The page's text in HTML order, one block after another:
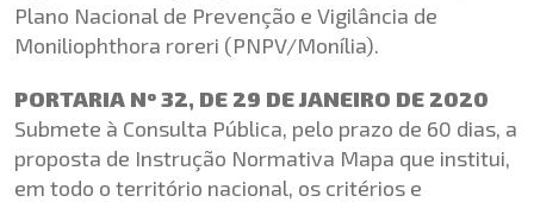
Plano Nacional de Prevenção e Vigilância de
Moniliophthora roreri (PNPV/Monília).
PORTARIA Nº 32, DE 29 DE JANEIRO DE 2020
Submete à Consulta Pública, pelo prazo de 60 dias, a
proposta de Instrução Normativa Mapa que institui,
em todo o território nacional, os critérios e